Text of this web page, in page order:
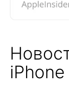
iPhone